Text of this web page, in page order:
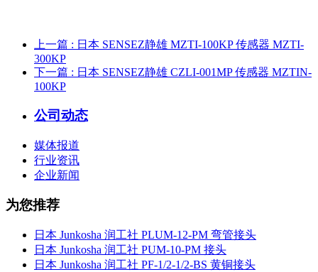
上一篇 : 日本 SENSEZ静雄 MZTI-100KP 传感器 MZTI-
300KP
下一篇 : 日本 SENSEZ静雄 CZLI-001MP 传感器 MZTIN-
100KP
公司动态
媒体报道
行业资讯
企业新闻
为您推荐
日本 Junkosha 润工社 PLUM-12-PM 弯管接头
日本 Junkosha 润工社 PUM-10-PM 接头
日本 Junkosha 润工社 PF-1/2-1/2-BS 黄铜接头